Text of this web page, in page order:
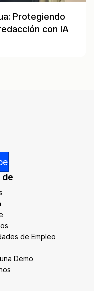
Protegiendo
con IA
de
de Empleo
Demo